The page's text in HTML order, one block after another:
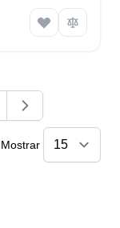
página
Mostrar